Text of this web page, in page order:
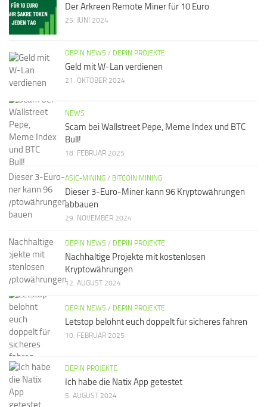
Der Arkreen Remote Miner für 10 Euro
25. JUNI 2024
DEPIN NEWS / DEPIN PROJEKTE
Geld mit W-Lan verdienen
21. OKTOBER 2024
NEWS
Scam bei Wallstreet Pepe, Meme Index und BTC
Bull!
18. FEBRUAR 2025
ASIC-MINING / BITCOIN MINING
Dieser 3-Euro-Miner kann 96 Kryptowährungen
abbauen
29. NOVEMBER 2024
DEPIN NEWS / DEPIN PROJEKTE
Nachhaltige Projekte mit kostenlosen
Kryptowährungen
12. AUGUST 2024
DEPIN NEWS / DEPIN PROJEKTE
Letstop belohnt euch doppelt für sicheres fahren
10. FEBRUAR 2025
DEPIN PROJEKTE
Ich habe die Natix App getestet
5. AUGUST 2024